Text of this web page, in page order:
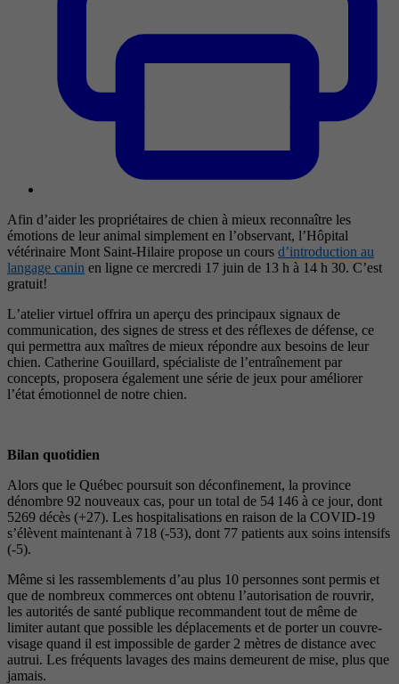
Afin d’aider les propriétaires de chien à mieux reconnaître les
émotions de leur animal simplement en l’observant, l’Hôpital
vétérinaire Mont Saint-Hilaire propose un cours d’introduction au
langage canin en ligne ce mercredi 17 juin de 13 h à 14 h 30. C’est
gratuit!
L’atelier virtuel offrira un aperçu des principaux signaux de
communication, des signes de stress et des réflexes de défense, ce
qui permettra aux maîtres de mieux répondre aux besoins de leur
chien. Catherine Gouillard, spécialiste de l’entraînement par
concepts, proposera également une série de jeux pour améliorer
l’état émotionnel de notre chien.
Bilan quotidien
Alors que le Québec poursuit son déconfinement, la province
dénombre 92 nouveaux cas, pour un total de 54 146 à ce jour, dont
5269 décès (+27). Les hospitalisations en raison de la COVID-19
s’élèvent maintenant à 718 (-53), dont 77 patients aux soins intensifs
(-5).
Même si les rassemblements d’au plus 10 personnes sont permis et
que de nombreux commerces ont obtenu l’autorisation de rouvrir,
les autorités de santé publique recommandent tout de même de
limiter autant que possible les déplacements et de porter un couvre-
visage quand il est impossible de garder 2 mètres de distance avec
autrui. Les fréquents lavages des mains demeurent de mise, plus que
jamais.